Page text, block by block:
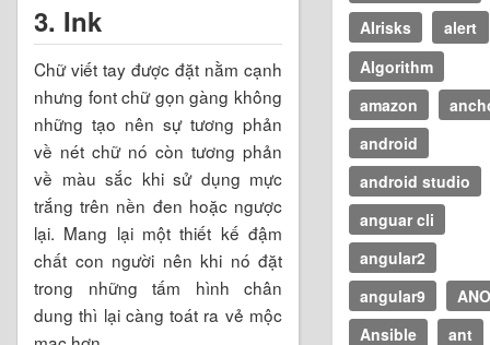
3. Ink
Chữ viết tay được đặt nằm cạnh
nhưng font chữ gọn gàng không
những tạo nên sự tương phản
về nét chữ nó còn tương phản
về màu sắc khi sử dụng mực
trắng trên nền đen hoặc ngược
lại. Mang lại một thiết kế đậm
chất con người nên khi nó đặt
trong những tấm hình chân
dung thì lại càng toát ra vẻ mộc
AIrisks
alert
Algorithm
amazon
android
android studio
anguar cli
angular2
angular9
Ansible
ant